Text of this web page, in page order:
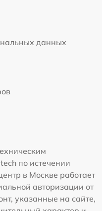
данных
по истечении
в Москве работает
авторизации от
указанные на сайте,